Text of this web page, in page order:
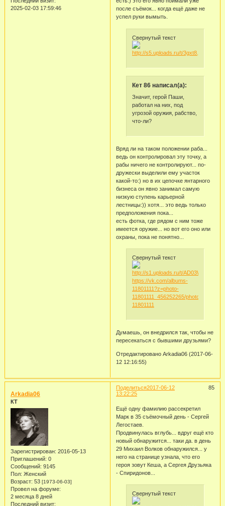
2025-02-03 17:59:46
после съёмок... когда ещё даже не
успел руки вымыть.
Свернутый текст
Кет 86 написал(а):
Значит, герой Паши,
работал на них, под
угрозой оружия, рабство,
что-ли?
Вряд ли на таком положении раба...
ведь он контролировал эту точку, а
рабы ничего не контролируют... по-
дружески выделили ему участок
какой-то:) но в их цепочке янтарного
бизнеса он явно занимал самую
низкую ступень карьерной
лестницы:)) хотя... это ведь только
предположения пока...
есть фотка, где рядом с ним тоже
имеется оружие... но вот его оно или
охраны, пока не понятно...
Свернутый текст
https://vk.com/albums-
11801111?z=photo-
11801111_456252265/photos-
11801111
Думаешь, он внедрился так, чтобы не
пересекаться с бывшими друзьями?
Отредактировано Arkadia06 (2017-06-
12 12:16:55)
Поделиться 85
2017-06-12
13:22:25
Arkadia06
КТ
Зарегистрирован: 2016-05-13
Приглашений: 0
Сообщений: 9145
Пол: Женский
Возраст: 53 [1973-06-03]
Провел на форуме:
2 месяца 8 дней
Последний визит:
Ещё одну фамилию рассекретил
Марк в 35 съёмочный день - Сергей
Легостаев.
Продвинулась вглубь... вдруг ещё кто
новый обнаружится... таки да. в день
29 Михаил Волков обнаружился... у
него на странице узнала, что его
героя зовут Кеша, а Сергея Друзьяка
- Спиридонов...
Свернутый текст